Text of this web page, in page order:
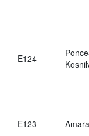
E124
E123